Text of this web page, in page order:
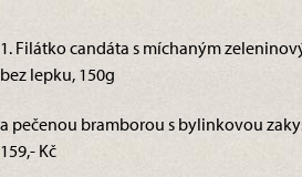
1. Filátko candáta s míchaným
bez lepku, 150g
a pečenou bramborou s bylinkovou
159,- Kč